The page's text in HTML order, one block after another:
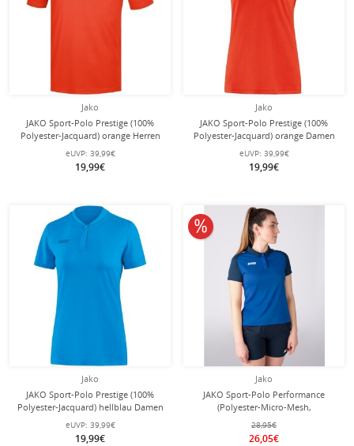
Jako
JAKO Sport-Polo Prestige (100%
Polyester-Jacquard) orange Herren
eUVP: 39,99€
19,99€
Jako
JAKO Sport-Polo Prestige (100%
Polyester-Jacquard) orange Damen
eUVP: 39,99€
19,99€
Jako
JAKO Sport-Polo Prestige (100%
Polyester-Jacquard) hellblau Damen
eUVP: 39,99€
19,99€
Jako
JAKO Sport-Polo Performance
(Polyester-Micro-Mesh,
atmungsaktiv, schnelltrocknend)
royalblau/marine Damen
28,95€
26,05€
10% reduziert